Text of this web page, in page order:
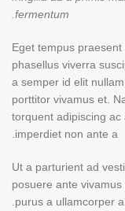
fermentum.
Eget tempus
phasellus viverra
a semper id elit
porttitor vivamus et.
torquent adipiscing
imperdiet non ante a.
Ut a parturient ad
posuere ante
purus a ullamcorper